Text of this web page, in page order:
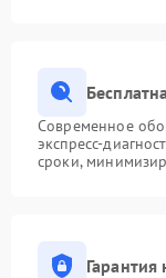
Современное
экспресс-
сроки,
Гарантия